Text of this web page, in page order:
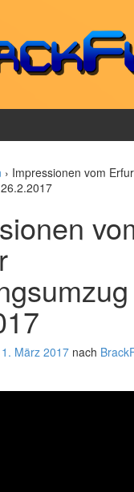
› Impressionen vom
1. März 2017 nach